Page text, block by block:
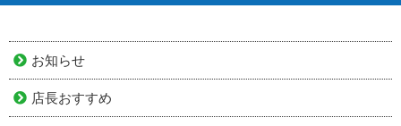
お知らせ
店長おすすめ